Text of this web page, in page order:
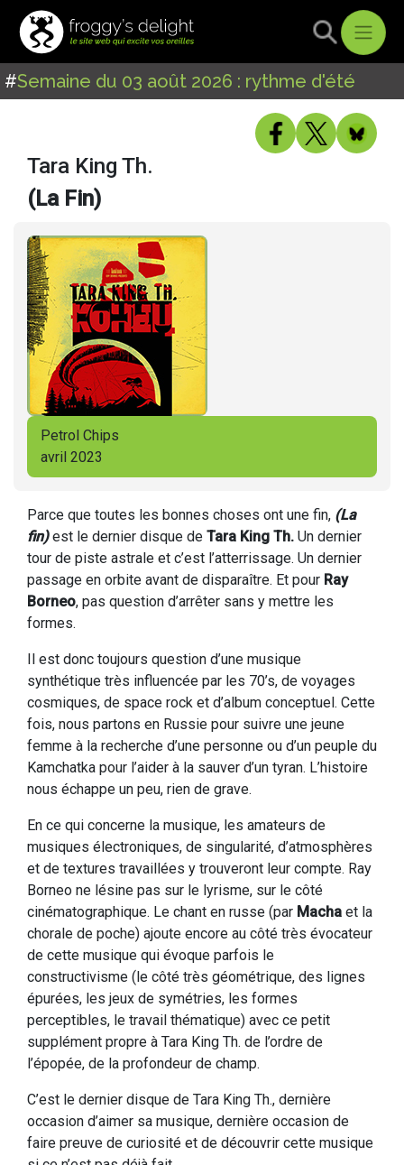
#Semaine du 03 août 2026 : rythme d'été
Tara King Th.
(La Fin)
Petrol Chips
avril 2023
Parce que toutes les bonnes choses ont une fin, (La
fin)est le dernier disque de Tara King Th. Un dernier
tour de piste astrale et c’est l’atterrissage. Un dernier
passage en orbite avant de disparaître. Et pour Ray
Borneo, pas question d’arrêter sans y mettre les
formes.
Il est donc toujours question d’une musique
synthétique très influencée par les 70’s, de voyages
cosmiques, de space rock et d’album conceptuel. Cette
fois, nous partons en Russie pour suivre une jeune
femme à la recherche d’une personne ou d’un peuple du
Kamchatka pour l’aider à la sauver d’un tyran. L’histoire
nous échappe un peu, rien de grave.
En ce qui concerne la musique, les amateurs de
musiques électroniques, de singularité, d’atmosphères
et de textures travaillées y trouveront leur compte. Ray
Borneo ne lésine pas sur le lyrisme, sur le côté
cinématographique. Le chant en russe (par Macha et la
chorale de poche) ajoute encore au côté très évocateur
de cette musique qui évoque parfois le
constructivisme (le côté très géométrique, des lignes
épurées, les jeux de symétries, les formes
perceptibles, le travail thématique) avec ce petit
supplément propre à Tara King Th. de l’ordre de
l’épopée, de la profondeur de champ.
C’est le dernier disque de Tara King Th., dernière
occasion d’aimer sa musique, dernière occasion de
faire preuve de curiosité et de découvrir cette musique